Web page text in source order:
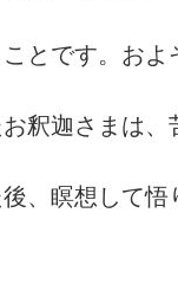
とです。およ
釈迦さまは、
、瞑想して悟